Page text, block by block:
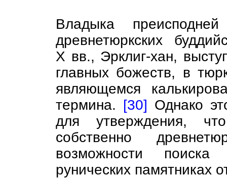
Владыка
древнетюркских
X вв., Эрклиг-хан,
главных божеств, в
являющемся
термина. [30] Однако
для утверждения,
собственно
возможности
рунических памятниках